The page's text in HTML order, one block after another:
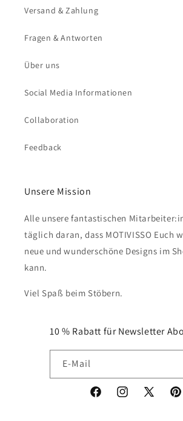
Versand & Zahlung
Fragen & Antworten
Über uns
Social Media Informationen
Collaboration
Feedback
Unsere Mission
Alle unsere fantastischen
täglich daran, dass MOTIVISSO Euch
neue und wunderschöne Designs im
kann.
Viel Spaß beim Stöbern.
10 % Rabatt für Newsletter
E-Mail
FacebookInstagram
X